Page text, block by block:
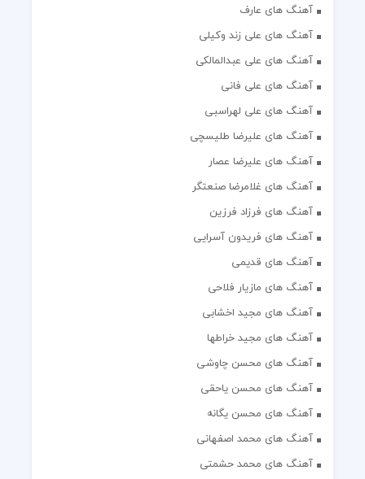
آهنگ های عارف
آهنگ های علی زند وکیلی
آهنگ های علی عبدالمالکی
آهنگ های علی فانی
آهنگ های علی لهراسبی
آهنگ های علیرضا طلیسچی
آهنگ های علیرضا عصار
آهنگ های غلامرضا صنعتگر
آهنگ های فرزاد فرزین
آهنگ های فریدون آسرایی
آهنگ های قدیمی
آهنگ های مازیار فلاحی
آهنگ های مجید اخشابی
آهنگ های مجید خراطها
آهنگ های محسن چاوشی
آهنگ های محسن یاحقی
آهنگ های محسن یگانه
آهنگ های محمد اصفهانی
آهنگ های محمد حشمتی